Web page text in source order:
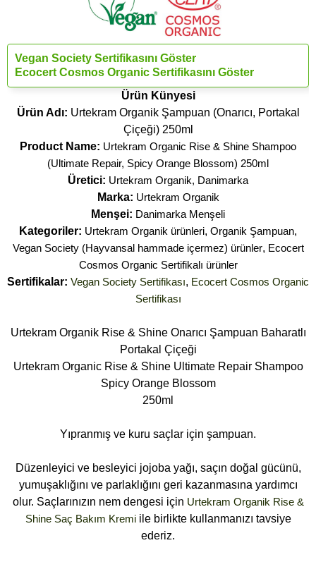
Vegan Society Sertifikasını Göster
Ecocert Cosmos Organic Sertifikasını Göster
Ürün Künyesi
Ürün Adı: Urtekram Organik Şampuan (Onarıcı, Portakal
Çiçeği) 250ml
Product Name: Urtekram Organic Rise & Shine Shampoo
(Ultimate Repair, Spicy Orange Blossom) 250ml
Üretici: Urtekram Organik, Danimarka
Marka: Urtekram Organik
Menşei: Danimarka Menşeli
Kategoriler: Urtekram Organik ürünleri, Organik Şampuan,
Vegan Society (Hayvansal hammade içermez) ürünler, Ecocert
Cosmos Organic Sertifikalı ürünler
Sertifikalar: Vegan Society Sertifikası, Ecocert Cosmos Organic
Sertifikası
Urtekram Organik Rise & Shine Onarıcı Şampuan Baharatlı
Portakal Çiçeği
Urtekram Organic Rise & Shine Ultimate Repair Shampoo
Spicy Orange Blossom
250ml
Yıpranmış ve kuru saçlar için şampuan.
Düzenleyici ve besleyici jojoba yağı, saçın doğal gücünü,
yumuşaklığını ve parlaklığını geri kazanmasına yardımcı
olur. Saçlarınızın nem dengesi için Urtekram Organik Rise &
Shine Saç Bakım Kremiile birlikte kullanmanızı tavsiye
ederiz.